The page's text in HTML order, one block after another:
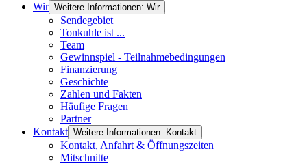
Wir Weitere Informationen: Wir
Sendegebiet
Tonkuhle ist ...
Team
Gewinnspiel - Teilnahmebedingungen
Finanzierung
Geschichte
Zahlen und Fakten
Häufige Fragen
Partner
Kontakt Weitere Informationen: Kontakt
Kontakt, Anfahrt & Öffnungszeiten
Mitschnitte